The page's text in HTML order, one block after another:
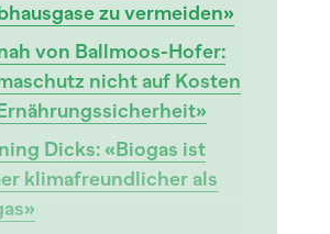
zu vermeiden»
von Ballmoos-Hofer:
nicht auf Kosten
Dicks: «Biogas ist
klimafreundlicher als